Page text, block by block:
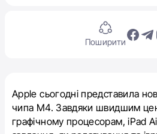
Поширити
Apple сьогодні представила
чипа М4. Завдяки швидшим
графічному процесорам, iPad